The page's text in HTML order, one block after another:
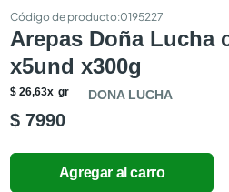
:0195227
Arepas Doña Lucha
x5und x300g
$ 26,63x gr DONA LUCHA
$ 7990